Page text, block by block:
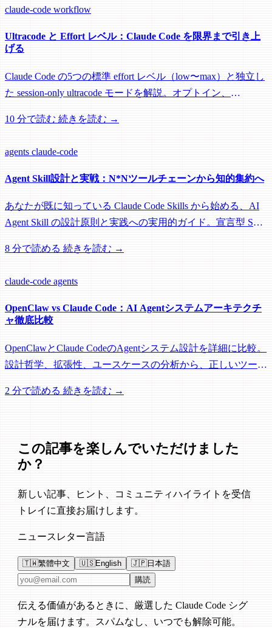
claude-code workflow
Ultracode と Effort レベル：Claude Code を限界まで引き上
げる
Claude Code の5つの標準 effort レベル（low〜max）と独立し
た session-only ultracode モードを解説。オプトイン、
10 分で読む 続きを読む →
agents claude-code
Agent Skill設計と実戦：N*Nツールチェーンから知的集約へ
あなたが既に知っている Claude Code Skills から始める、AI
Agent Skill の設計原則と実践への実用的ガイド。宣言型 Skill
N*N ツールチェーン問題を解決する方法を学びます。
8 分で読める 続きを読む →
claude-code agents
OpenClaw vs Claude Code：AI Agentシステムアーキテクチ
ャ徹底比較
OpenClawとClaude CodeのAgentシステム設計を詳細に比較。
設計哲学、拡張性、ユースケースの分析から、正しいツール
2 分で読める 続きを読む →
この記事を楽しんでいただけました
か？
新しい記事、ヒント、コミュニティハイライトを受信
トレイに直接お届けします。
ニュースレター言語
🇹🇼繁體中文 🇺🇸English 🇯🇵日本語
メールアドレス 購読
伝える価値があるときに、厳選した Claude Code シグ
ナルを届けます。スパムなし、いつでも解除可能。